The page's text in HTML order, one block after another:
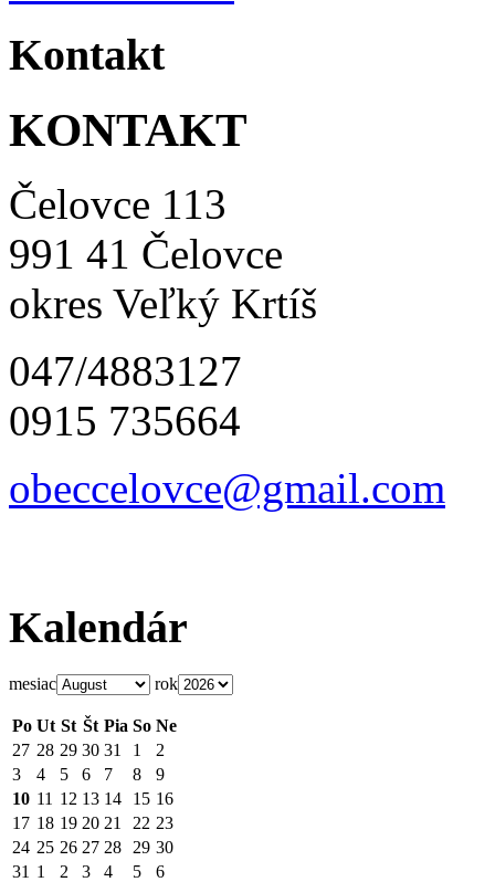
Kontakt
KONTAKT
Čelovce 113
991 41 Čelovce
okres Veľký Krtíš
047/4883127
0915 735664
obeccelovce@gmail.com
Kalendár
mesiac rok
Po Ut St Št Pia So Ne
27 28 29 30 31 1
2
3
4 5 6 7 8
9
10 11 12 13 14 15 16
17 18 19 20 21 22 23
24 25 26 27 28 29 30
31 1 2 3 4 5 6